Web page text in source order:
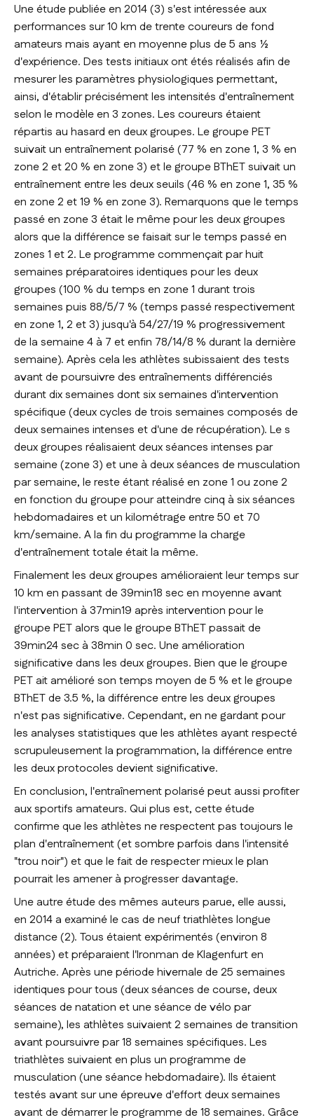
Une étude publiée en 2014 (3) s'est intéressée aux
performances sur 10 km de trente coureurs de fond
amateurs mais ayant en moyenne plus de 5 ans ½
d'expérience. Des tests initiaux ont étés réalisés afin de
mesurer les paramètres physiologiques permettant,
ainsi, d'établir précisément les intensités d'entraînement
selon le modèle en 3 zones. Les coureurs étaient
répartis au hasard en deux groupes. Le groupe PET
suivait un entraînement polarisé (77 % en zone 1, 3 % en
zone 2 et 20 % en zone 3) et le groupe BThET suivait un
entraînement entre les deux seuils (46 % en zone 1, 35 %
en zone 2 et 19 % en zone 3). Remarquons que le temps
passé en zone 3 était le même pour les deux groupes
alors que la différence se faisait sur le temps passé en
zones 1 et 2. Le programme commençait par huit
semaines préparatoires identiques pour les deux
groupes (100 % du temps en zone 1 durant trois
semaines puis 88/5/7 % (temps passé respectivement
en zone 1, 2 et 3) jusqu'à 54/27/19 % progressivement
de la semaine 4 à 7 et enfin 78/14/8 % durant la dernière
semaine). Après cela les athlètes subissaient des tests
avant de poursuivre des entraînements différenciés
durant dix semaines dont six semaines d'intervention
spécifique (deux cycles de trois semaines composés de
deux semaines intenses et d'une de récupération). Le s
deux groupes réalisaient deux séances intenses par
semaine (zone 3) et une à deux séances de musculation
par semaine, le reste étant réalisé en zone 1 ou zone 2
en fonction du groupe pour atteindre cinq à six séances
hebdomadaires et un kilométrage entre 50 et 70
km/semaine. A la fin du programme la charge
d'entraînement totale était la même.
Finalement les deux groupes amélioraient leur temps sur
10 km en passant de 39min18 sec en moyenne avant
l'intervention à 37min19 après intervention pour le
groupe PET alors que le groupe BThET passait de
39min24 sec à 38min 0 sec. Une amélioration
significative dans les deux groupes. Bien que le groupe
PET ait amélioré son temps moyen de 5 % et le groupe
BThET de 3.5 %, la différence entre les deux groupes
n'est pas significative. Cependant, en ne gardant pour
les analyses statistiques que les athlètes ayant respecté
scrupuleusement la programmation, la différence entre
les deux protocoles devient significative.
En conclusion, l'entraînement polarisé peut aussi profiter
aux sportifs amateurs. Qui plus est, cette étude
confirme que les athlètes ne respectent pas toujours le
plan d'entraînement (et sombre parfois dans l'intensité
"trou noir") et que le fait de respecter mieux le plan
pourrait les amener à progresser davantage.
Une autre étude des mêmes auteurs parue, elle aussi,
en 2014 a examiné le cas de neuf triathlètes longue
distance (2). Tous étaient expérimentés (environ 8
années) et préparaient l'Ironman de Klagenfurt en
Autriche. Après une période hivernale de 25 semaines
identiques pour tous (deux séances de course, deux
séances de natation et une séance de vélo par
semaine), les athlètes suivaient 2 semaines de transition
avant poursuivre par 18 semaines spécifiques. Les
triathlètes suivaient en plus un programme de
musculation (une séance hebdomadaire). Ils étaient
testés avant sur une épreuve d'effort deux semaines
avant de démarrer le programme de 18 semaines. Grâce